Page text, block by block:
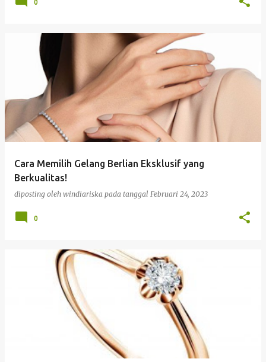
0
Cara Memilih Gelang Berlian Eksklusif yang
Berkualitas!
diposting oleh windiariska pada tanggal Februari 24, 2023
0